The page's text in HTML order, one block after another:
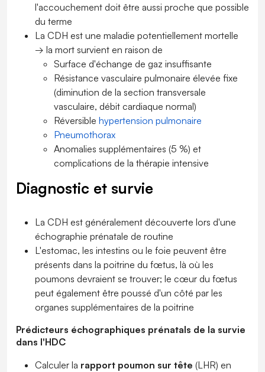
l'accouchement doit être aussi proche que possible
du terme
La CDH est une maladie potentiellement mortelle
→ la mort survient en raison de
Surface d'échange de gaz insuffisante
Résistance vasculaire pulmonaire élevée fixe
(diminution de la section transversale
vasculaire, débit cardiaque normal)
Réversible hypertension pulmonaire
Pneumothorax
Anomalies supplémentaires (5 %) et
complications de la thérapie intensive
Diagnostic et survie
La CDH est généralement découverte lors d'une
échographie prénatale de routine
L'estomac, les intestins ou le foie peuvent être
présents dans la poitrine du fœtus, là où les
poumons devraient se trouver; le cœur du fœtus
peut également être poussé d'un côté par les
organes supplémentaires de la poitrine
Prédicteurs échographiques prénatals de la survie
dans l'HDC
Calculer la rapport poumon sur tête (LHR) en